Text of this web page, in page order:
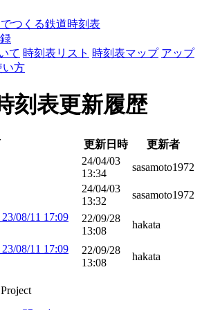
つくる鉄道時刻表
て 時刻表リスト 時刻表マップ アップ
い方
刻表更新履歴
更新日時
更新者
24/04/03
13:34
sasamoto1972
24/04/03
13:32
sasamoto1972
08/11 17:09
22/09/28
13:08
hakata
08/11 17:09
22/09/28
13:08
hakata